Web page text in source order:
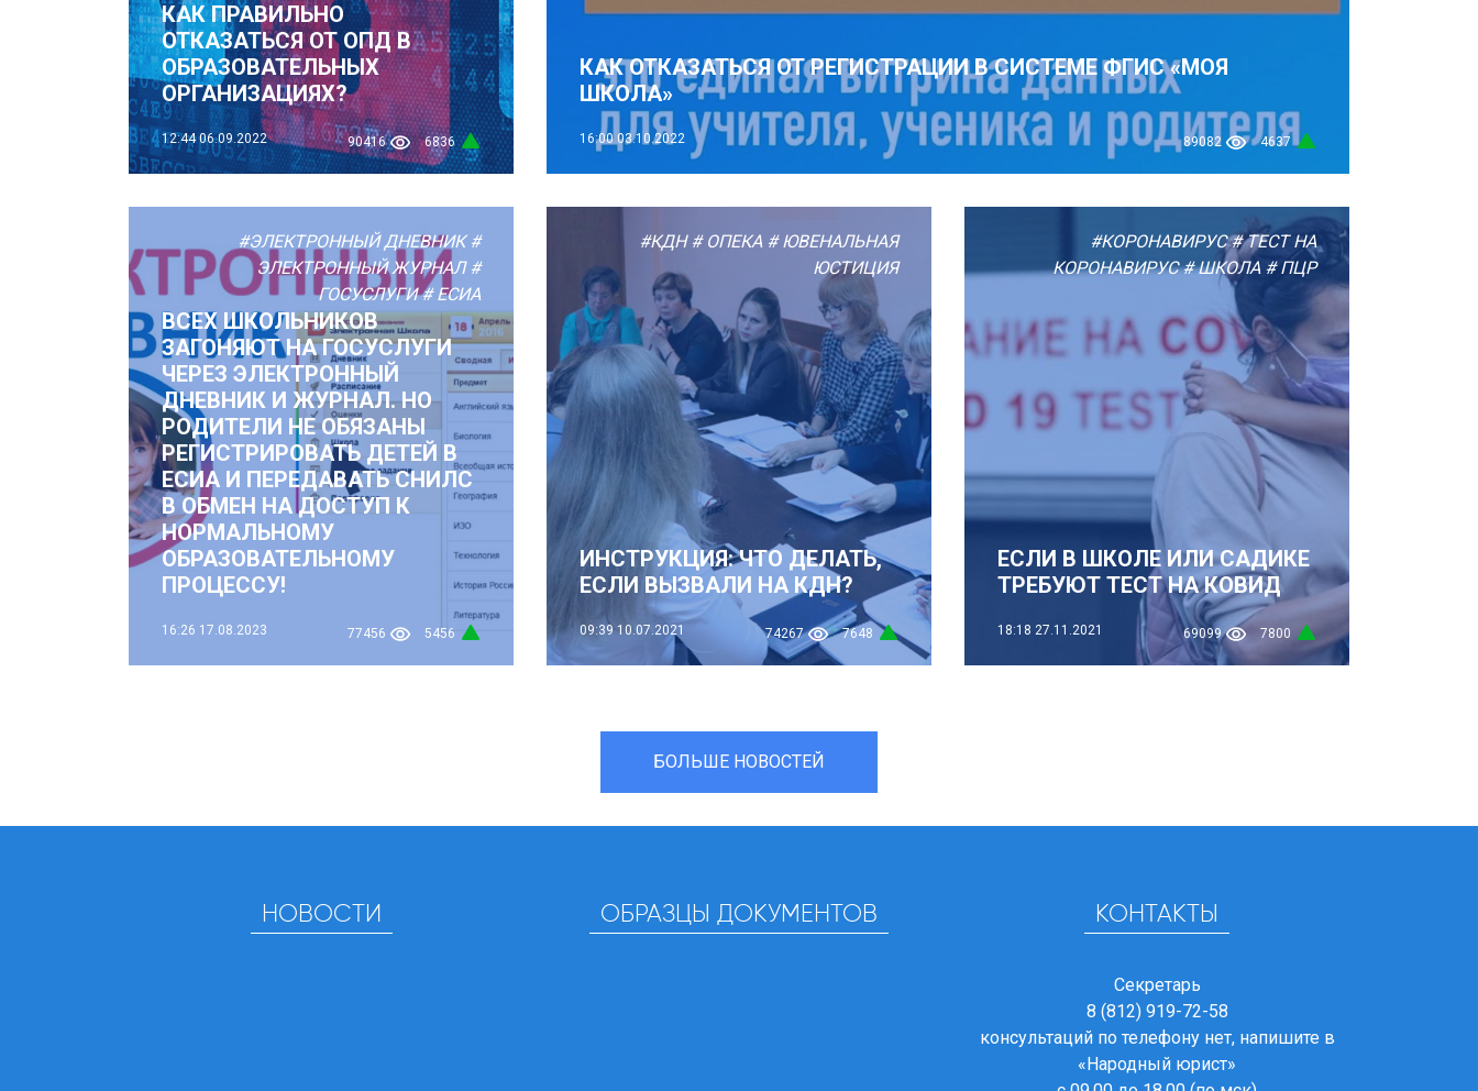
КАК ПРАВИЛЬНО
ОТКАЗАТЬСЯ ОТ ОПД В
ОБРАЗОВАТЕЛЬНЫХ
ОРГАНИЗАЦИЯХ?
12:44 06.09.2022 90416 6836
КАК ОТКАЗАТЬСЯ ОТ РЕГИСТРАЦИИ В СИСТЕМЕ ФГИС «МОЯ
ШКОЛА»
16:00 03.10.2022 89082 4637
#ЭЛЕКТРОННЫЙ ДНЕВНИК #
ЭЛЕКТРОННЫЙ ЖУРНАЛ #
ГОСУСЛУГИ # ЕСИА
ВСЕХ ШКОЛЬНИКОВ
ЗАГОНЯЮТ НА ГОСУСЛУГИ
ЧЕРЕЗ ЭЛЕКТРОННЫЙ
ДНЕВНИК И ЖУРНАЛ. НО
РОДИТЕЛИ НЕ ОБЯЗАНЫ
РЕГИСТРИРОВАТЬ ДЕТЕЙ В
ЕСИА И ПЕРЕДАВАТЬ СНИЛС
В ОБМЕН НА ДОСТУП К
НОРМАЛЬНОМУ
ОБРАЗОВАТЕЛЬНОМУ
ПРОЦЕССУ!
16:26 17.08.2023 77456 5456
#КДН # ОПЕКА # ЮВЕНАЛЬНАЯ
ЮСТИЦИЯ
ИНСТРУКЦИЯ: ЧТО ДЕЛАТЬ,
ЕСЛИ ВЫЗВАЛИ НА КДН?
09:39 10.07.2021 74267 7648
#КОРОНАВИРУС # ТЕСТ НА
КОРОНАВИРУС # ШКОЛА # ПЦР
ЕСЛИ В ШКОЛЕ ИЛИ САДИКЕ
ТРЕБУЮТ ТЕСТ НА КОВИД
18:18 27.11.2021 69099 7800
БОЛЬШЕ НОВОСТЕЙ
НОВОСТИ ОБРАЗЦЫ ДОКУМЕНТОВ КОНТАКТЫ
Секретарь
8 (812) 919-72-58
консультаций по телефону нет, напишите в
«Народный юрист»